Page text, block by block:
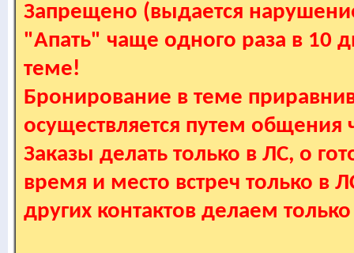
Запрещено (выдается
"Апать" чаще одного раза в 10
теме!
Бронирование в теме
осуществляется путем
Заказы делать только в ЛС, о
время и место встреч только в
других контактов делаем